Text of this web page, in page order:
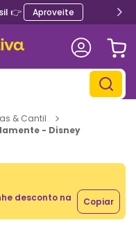
👉 Aproveite
& Cantil
- Disney
desconto na
Copiar